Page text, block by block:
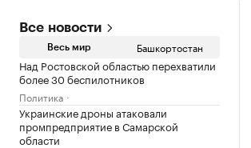
Все новости
Весь мир Башкортостан
Над Ростовской областью перехватили
более 30 беспилотников
Политика
Украинские дроны атаковали
промпредприятие в Самарской
области